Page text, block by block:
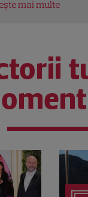
mai multe